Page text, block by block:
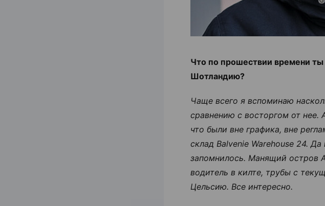
Что по прошествии времени
Шотландию?
Чаще всего я вспоминаю
сравнению с восторгом от нее.
что были вне графика, вне
склад Balvenie Warehouse 24.
запомнилось. Манящий остров
водитель в килте, трубы с
Цельсию. Все интересно.